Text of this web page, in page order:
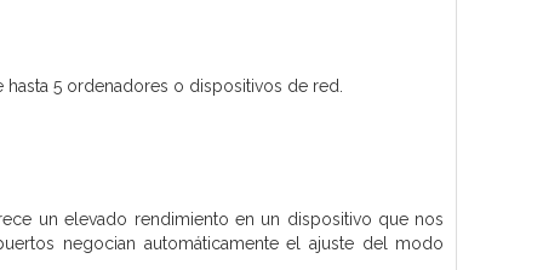
5 ordenadores o dispositivos de red.
un elevado rendimiento en un dispositivo que nos
negocian automáticamente el ajuste del modo